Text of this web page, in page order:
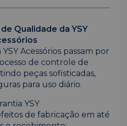
Qualidade da YSY
Acessórios passam por
de controle de
peças sofisticadas,
para uso diário.
YSY
de fabricação em até